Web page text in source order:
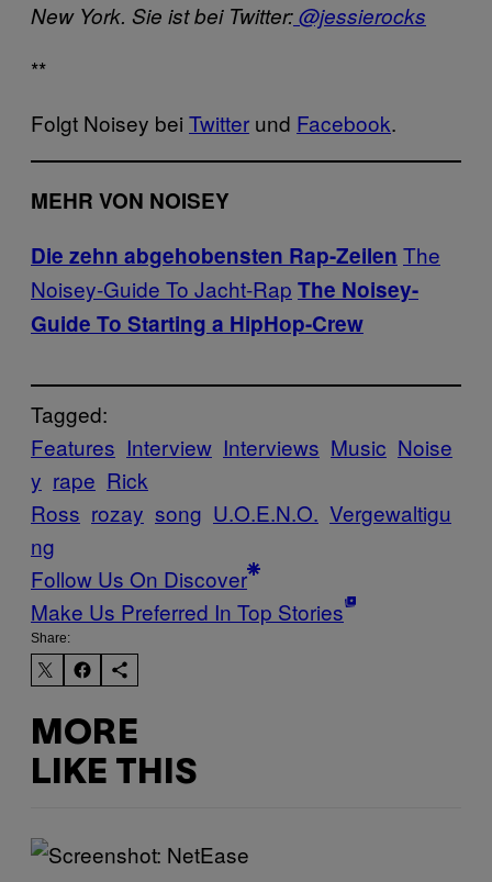
New York. Sie ist bei Twitter:@jessierocks
**
Folgt Noisey bei Twitter und Facebook.
MEHR VON NOISEY
Die zehn abgehobensten Rap-Zeilen The
Noisey-Guide To Jacht-Rap The Noisey-
Guide To Starting a HipHop-Crew
Tagged:
Features Interview Interviews Music Noise
y rape Rick
Ross rozay song U.O.E.N.O. Vergewaltigu
ng
Follow Us On Discover
Make Us Preferred In Top Stories
Share:
MORE
LIKE THIS